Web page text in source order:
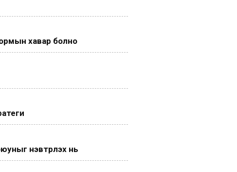
хавар болно
нэвтрүүлэх нь